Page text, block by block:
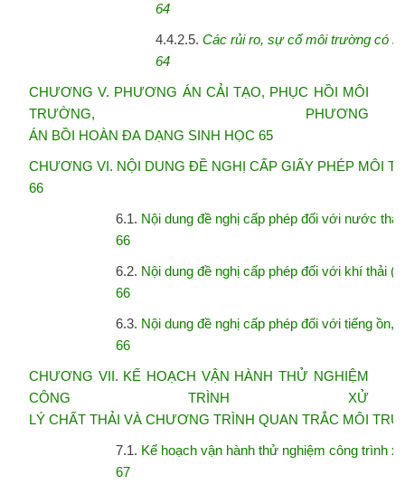
64
4.4.2.5.Các rủi ro, sự cố môi trường có
64
CHƯƠNG V. PHƯƠNG ÁN CẢI TẠO, PHỤC HỒI MÔI
TRƯỜNG, PHƯƠNG
ÁN BỒI HOÀN ĐA DẠNG SINH HỌC 65
CHƯƠNG VI. NỘI DUNG ĐỀ NGHỊ CẤP GIẤY PHÉP MÔI
66
6.1. Nội dung đề nghị cấp phép đối với nước thải
66
6.2. Nội dung đề nghị cấp phép đối với khí thải
66
6.3. Nội dung đề nghị cấp phép đối với tiếng ồn,
66
CHƯƠNG VII. KẾ HOẠCH VẬN HÀNH THỬ NGHIỆM
CÔNG TRÌNH XỬ
LÝ CHẤT THẢI VÀ CHƯƠNG TRÌNH QUAN TRẮC MÔI
7.1. Kế hoạch vận hành thử nghiệm công trình
67